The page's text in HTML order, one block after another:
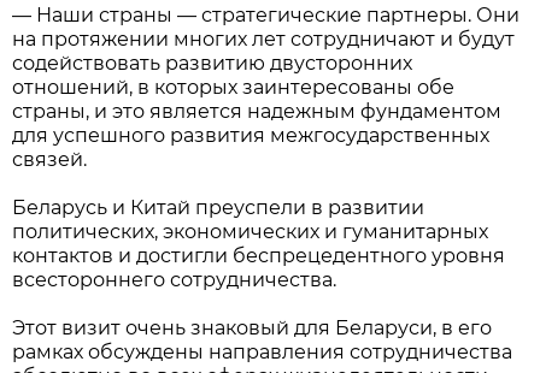
— Наши страны — стратегические партнеры. Они
на протяжении многих лет сотрудничают и будут
содействовать развитию двусторонних
отношений, в которых заинтересованы обе
страны, и это является надежным фундаментом
для успешного развития межгосударственных
связей.
Беларусь и Китай преуспели в развитии
политических, экономических и гуманитарных
контактов и достигли беспрецедентного уровня
всестороннего сотрудничества.
Этот визит очень знаковый для Беларуси, в его
рамках обсуждены направления сотрудничества